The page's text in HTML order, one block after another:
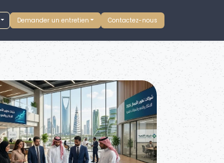
Demander un entretien Contactez-nous